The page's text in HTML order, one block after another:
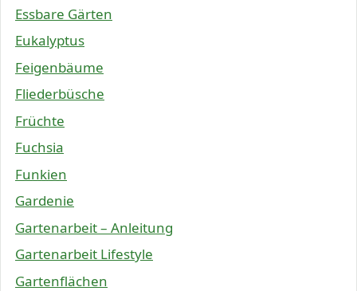
Essbare Gärten
Eukalyptus
Feigenbäume
Fliederbüsche
Früchte
Fuchsia
Funkien
Gardenie
Gartenarbeit – Anleitung
Gartenarbeit Lifestyle
Gartenflächen